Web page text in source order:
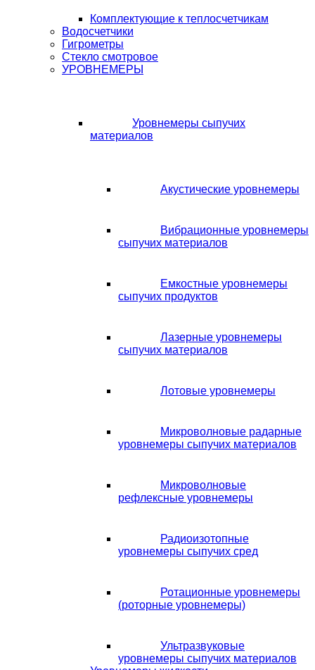
Комплектующие к теплосчетчикам
Водосчетчики
Гигрометры
Стекло смотровое
УРОВНЕМЕРЫ
Уровнемеры сыпучих
материалов
Акустические уровнемеры
Вибрационные уровнемеры
сыпучих материалов
Емкостные уровнемеры
сыпучих продуктов
Лазерные уровнемеры
сыпучих материалов
Лотовые уровнемеры
Микроволновые радарные
уровнемеры сыпучих материалов
Микроволновые
рефлексные уровнемеры
Радиоизотопные
уровнемеры сыпучих сред
Ротационные уровнемеры
(роторные уровнемеры)
Ультразвуковые
уровнемеры сыпучих материалов